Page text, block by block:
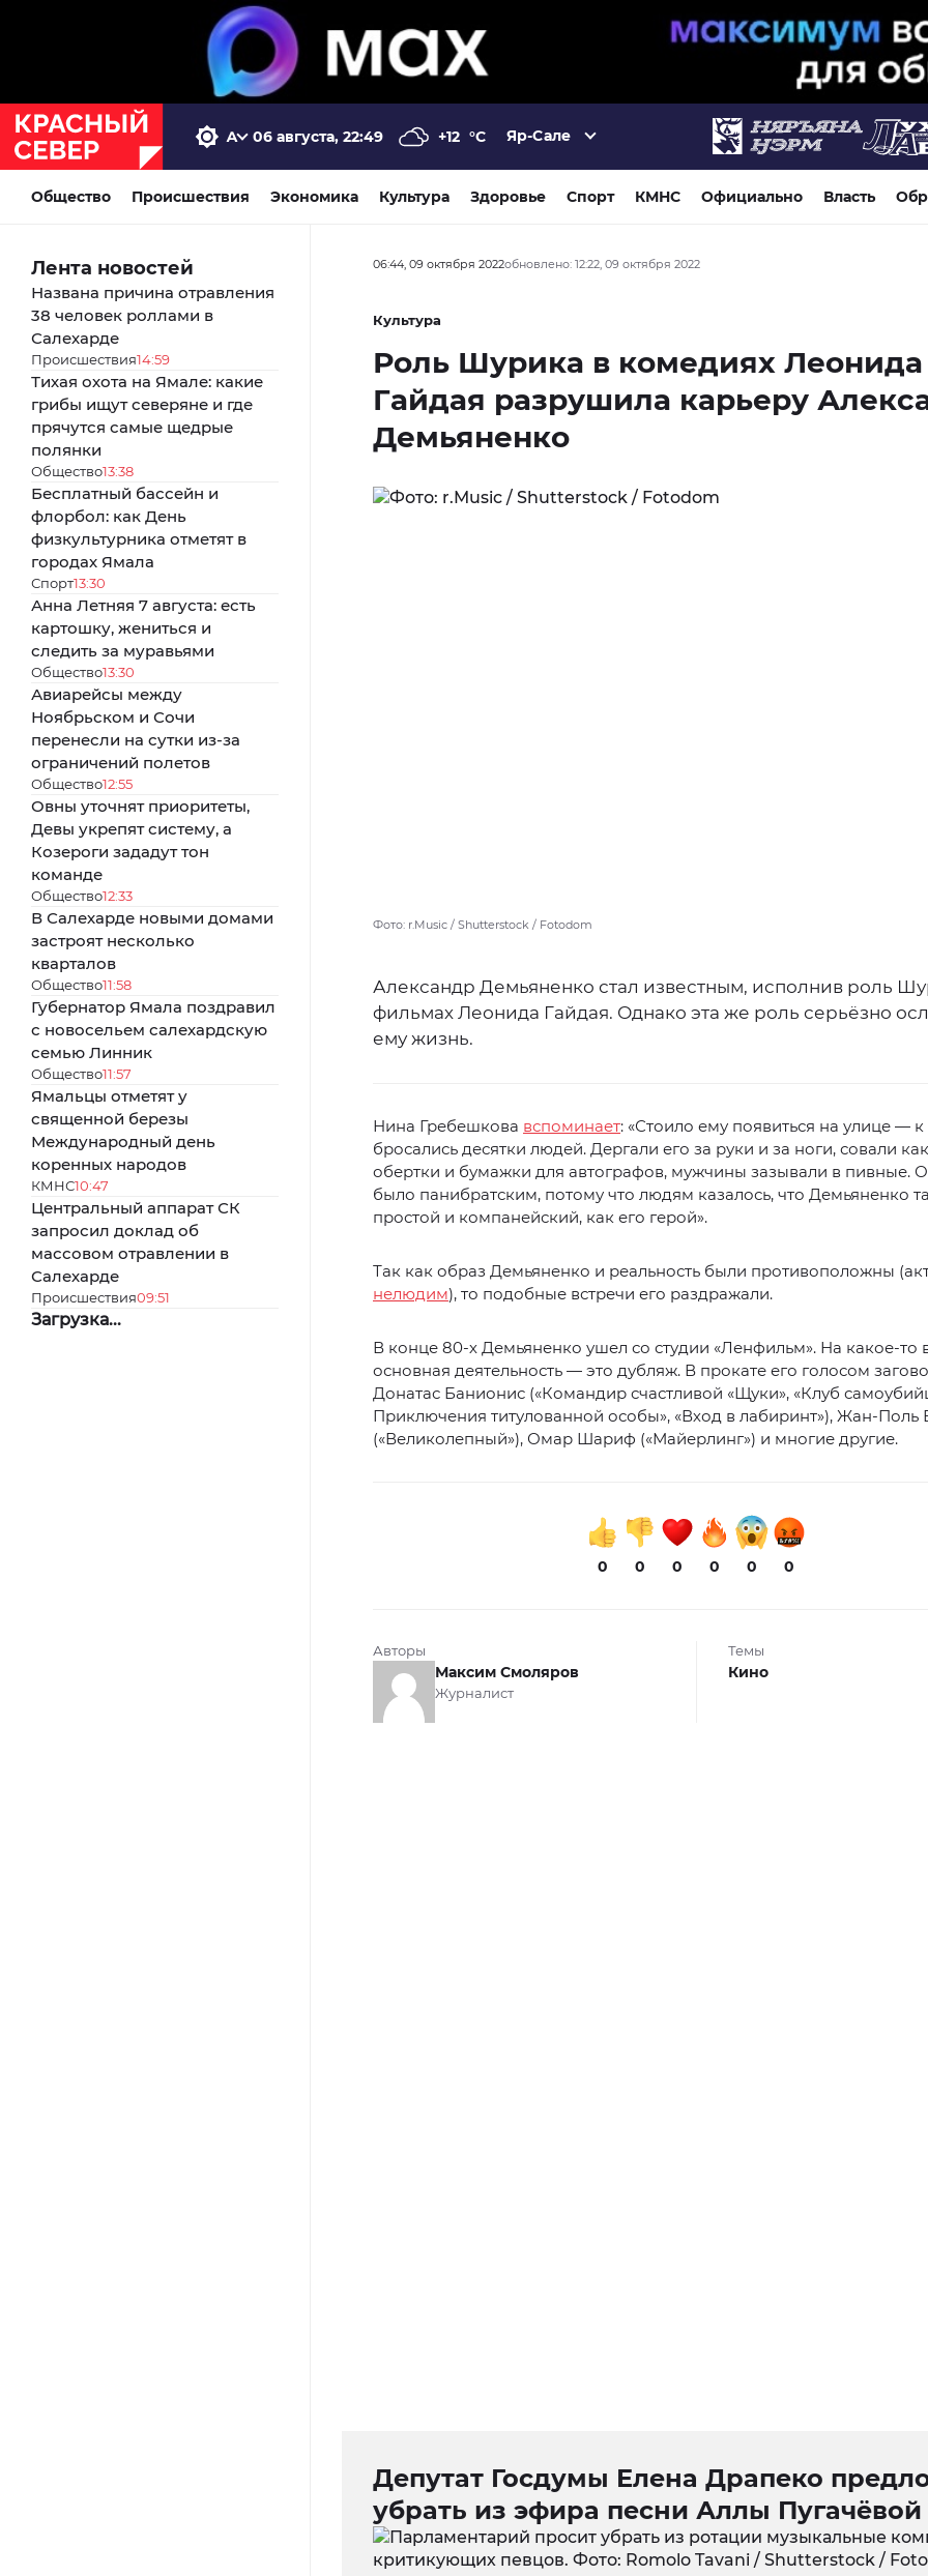
06 августа, 22:49 +12 °C Яр-Сале
Общество Происшествия Экономика Культура Здоровье Спорт КМНС Официально Власть
Лента новостей
Названа причина отравления
38 человек роллами в
Салехарде
Происшествия14:59
Тихая охота на Ямале: какие
грибы ищут северяне и где
прячутся самые щедрые
полянки
Общество13:38
Бесплатный бассейн и
флорбол: как День
физкультурника отметят в
городах Ямала
Спорт13:30
Анна Летняя 7 августа: есть
картошку, жениться и
следить за муравьями
Общество13:30
Авиарейсы между
Ноябрьском и Сочи
перенесли на сутки из-за
ограничений полетов
Общество12:55
Овны уточнят приоритеты,
Девы укрепят систему, а
Козероги зададут тон
команде
Общество12:33
В Салехарде новыми домами
застроят несколько
кварталов
Общество11:58
Губернатор Ямала поздравил
с новосельем салехардскую
семью Линник
Общество11:57
Ямальцы отметят у
священной березы
Международный день
коренных народов
КМНС10:47
Центральный аппарат СК
запросил доклад об
массовом отравлении в
Салехарде
Происшествия09:51
Загрузка...
06:44, 09 октября 2022обновлено: 12:22, 09 октября 2022
Культура
Роль Шурика в комедиях Леонида
Гайдая разрушила карьеру
Демьяненко
Фото: r.Music / Shutterstock / Fotodom
Александр Демьяненко стал известным, исполнив роль
фильмах Леонида Гайдая. Однако эта же роль серьёзно
ему жизнь.
Нина Гребешкова вспоминает: «Стоило ему появиться на улице —
бросались десятки людей. Дергали его за руки и за ноги, совали
обертки и бумажки для автографов, мужчины зазывали в пивные.
было панибратским, потому что людям казалось, что Демьяненко
простой и компанейский, как его герой».
Так как образ Демьяненко и реальность были противоположны
нелюдим), то подобные встречи его раздражали.
В конце 80-х Демьяненко ушел со студии «Ленфильм». На какое-то
основная деятельность — это дубляж. В прокате его голосом
Донатас Банионис («Командир счастливой «Щуки», «Клуб
Приключения титулованной особы», «Вход в лабиринт»), Жан-Поль
(«Великолепный»), Омар Шариф («Майерлинг») и многие другие.
0 0 0 0 0 0
Авторы
Максим Смоляров
Журналист
Темы
Кино
Депутат Госдумы Елена Драпеко
убрать из эфира песни Аллы Пугачёвой